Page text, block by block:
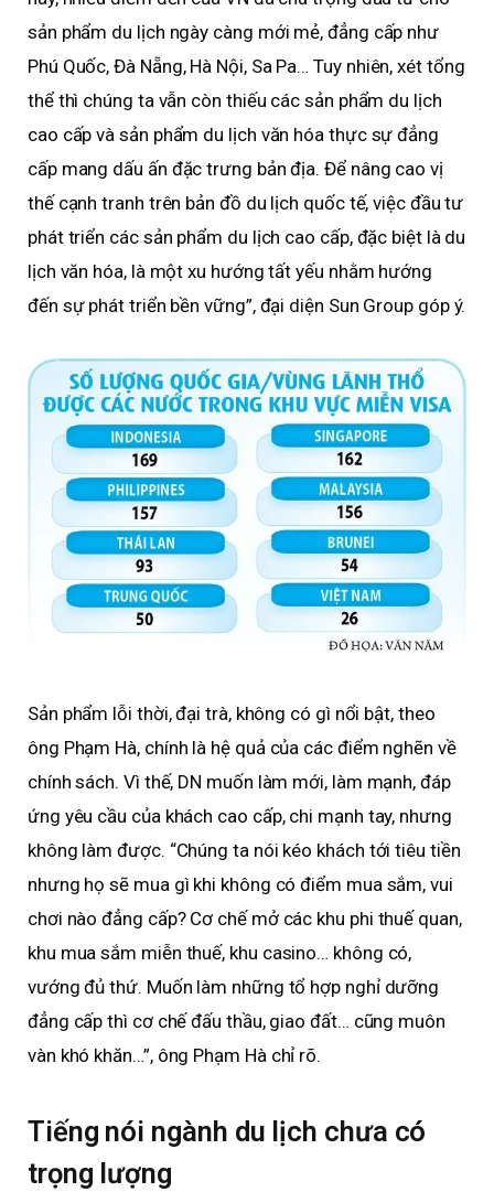
sản phẩm du lịch ngày càng mới mẻ, đẳng cấp như
Phú Quốc, Đà Nẵng, Hà Nội, Sa Pa… Tuy nhiên, xét tổng
thể thì chúng ta vẫn còn thiếu các sản phẩm du lịch
cao cấp và sản phẩm du lịch văn hóa thực sự đẳng
cấp mang dấu ấn đặc trưng bản địa. Để nâng cao vị
thế cạnh tranh trên bản đồ du lịch quốc tế, việc đầu tư
phát triển các sản phẩm du lịch cao cấp, đặc biệt là du
lịch văn hóa, là một xu hướng tất yếu nhằm hướng
đến sự phát triển bền vững”, đại diện Sun Group góp ý.
Sản phẩm lỗi thời, đại trà, không có gì nổi bật, theo
ông Phạm Hà, chính là hệ quả của các điểm nghẽn về
chính sách. Vì thế, DN muốn làm mới, làm mạnh, đáp
ứng yêu cầu của khách cao cấp, chi mạnh tay, nhưng
không làm được. “Chúng ta nói kéo khách tới tiêu tiền
nhưng họ sẽ mua gì khi không có điểm mua sắm, vui
chơi nào đẳng cấp? Cơ chế mở các khu phi thuế quan,
khu mua sắm miễn thuế, khu casino… không có,
vướng đủ thứ. Muốn làm những tổ hợp nghỉ dưỡng
đẳng cấp thì cơ chế đấu thầu, giao đất… cũng muôn
vàn khó khăn…”, ông Phạm Hà chỉ rõ.
Tiếng nói ngành du lịch chưa có
trọng lượng